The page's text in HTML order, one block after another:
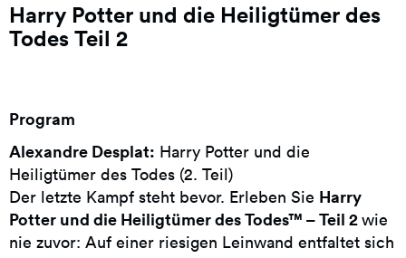
Harry Potter und die Heiligtümer des
Todes Teil 2
Program
Alexandre Desplat: Harry Potter und die
Heiligtümer des Todes (2. Teil)
Der letzte Kampf steht bevor. Erleben Sie Harry
Potter und die Heiligtümer des Todes™ – Teil 2wie
nie zuvor: Auf einer riesigen Leinwand entfaltet sich